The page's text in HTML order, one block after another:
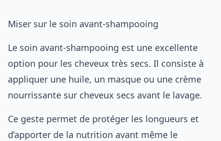
Miser sur le soin avant-shampooing
Le soin avant-shampooing est une excellente
option pour les cheveux très secs. Il consiste à
appliquer une huile, un masque ou une crème
nourrissante sur cheveux secs avant le lavage.
Ce geste permet de protéger les longueurs et
d’apporter de la nutrition avant même le